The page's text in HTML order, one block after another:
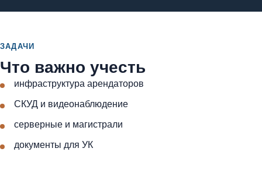
ЗАДАЧИ
Что важно учесть
инфраструктура арендаторов
СКУД и видеонаблюдение
серверные и магистрали
документы для УК